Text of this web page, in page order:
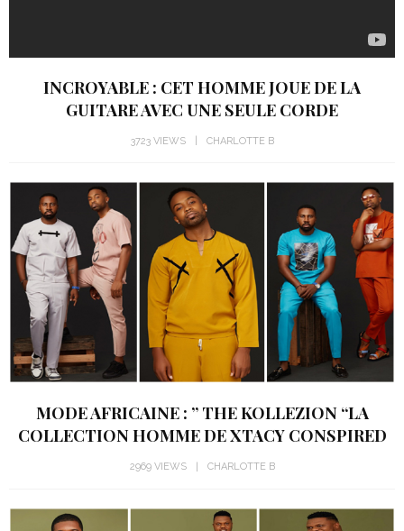
INCROYABLE : CET HOMME JOUE DE LA
GUITARE AVEC UNE SEULE CORDE
3723 VIEWS CHARLOTTE B
MODE AFRICAINE : ” THE KOLLEZION “LA
COLLECTION HOMME DE XTACY CONSPIRED
2969 VIEWS CHARLOTTE B